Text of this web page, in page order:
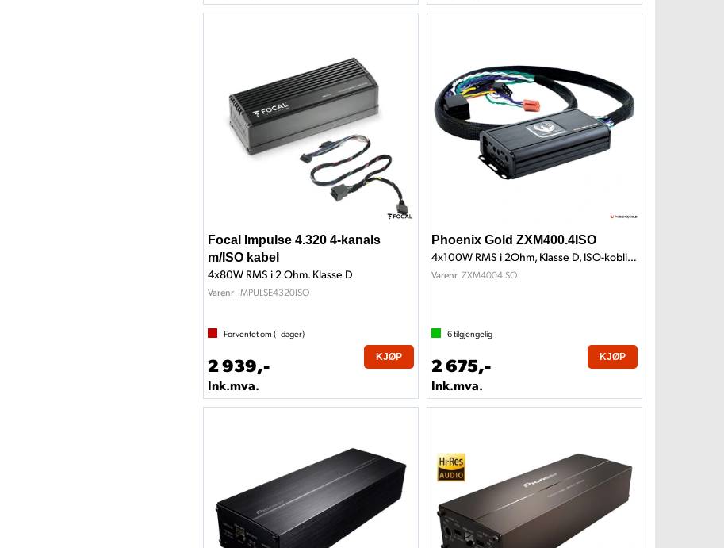
Focal Impulse 4.320 4-kanals
m/ISO kabel
4x80W RMS i 2 Ohm. Klasse D
Varenr IMPULSE4320ISO
Forventet om (1 dager)
2 939,-
Ink.mva.
KJØP
Phoenix Gold ZXM400.4ISO
4x100W RMS i 2Ohm, Klasse D, ISO-kobling
Varenr ZXM4004ISO
6tilgjengelig
2 675,-
Ink.mva.
KJØP